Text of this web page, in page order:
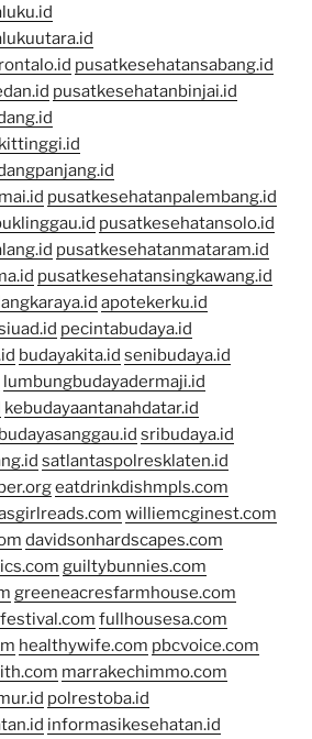
pusatkesehatansabang.id
pusatkesehatanbinjai.id
pusatkesehatanpalembang.id
pusatkesehatansolo.id
pusatkesehatanmataram.id
pusatkesehatansingkawang.id
apotekerku.id
pecintabudaya.id
budayakita.id senibudaya.id
lumbungbudayadermaji.id
kebudayaantanahdatar.id
sribudaya.id
satlantaspolresklaten.id
eatdrinkdishmpls.com
williemcginest.com
davidsonhardscapes.com
guiltybunnies.com
greeneacresfarmhouse.com
fullhousesa.com
healthywife.com pbcvoice.com
marrakechimmo.com
polrestoba.id
informasikesehatan.id